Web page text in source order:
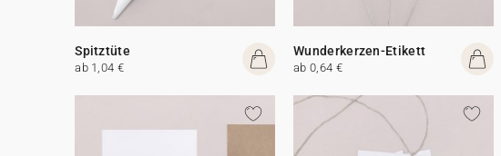
Spitztüte
ab 1,04 €
Wunderkerzen-Etikett
ab 0,64 €